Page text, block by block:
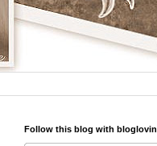
Follow this blog with bloglovin